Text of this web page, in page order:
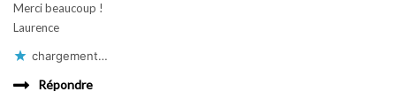
Merci beaucoup !
Laurence
chargement…
Répondre